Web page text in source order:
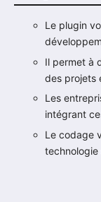
Le plugin
Il permet à
des projets
Les
intégrant
Le codage
technologie